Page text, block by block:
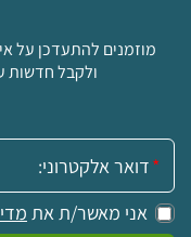
מוזמנים להתעדכן על
ולקבל חדשות
אימייל:
אני מאשר/ת את